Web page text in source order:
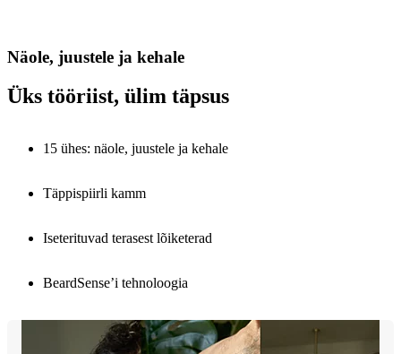
Näole, juustele ja kehale
Üks tööriist, ülim täpsus
15 ühes: näole, juustele ja kehale
Täppispiirli kamm
Iseterituvad terasest lõiketerad
BeardSense’i tehnoloogia